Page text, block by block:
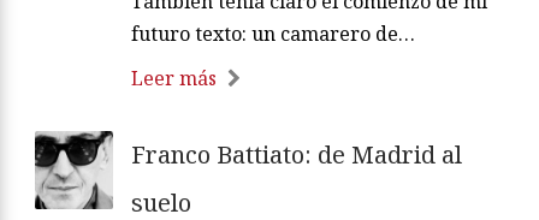
futuro texto: un camarero de…
Leer más
Franco Battiato: de Madrid al
suelo